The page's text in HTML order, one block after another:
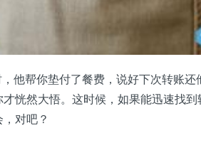
，他帮你垫付了餐费，说好下次转账还
恍然大悟。这时候，如果能迅速找
对吧？